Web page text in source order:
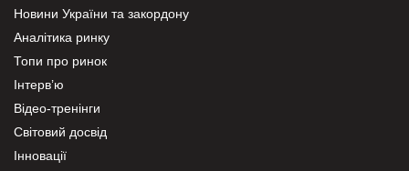
Новини України та закордону
Аналітика ринку
Топи про ринок
Інтерв’ю
Відео-тренінги
Світовий досвід
Інновації